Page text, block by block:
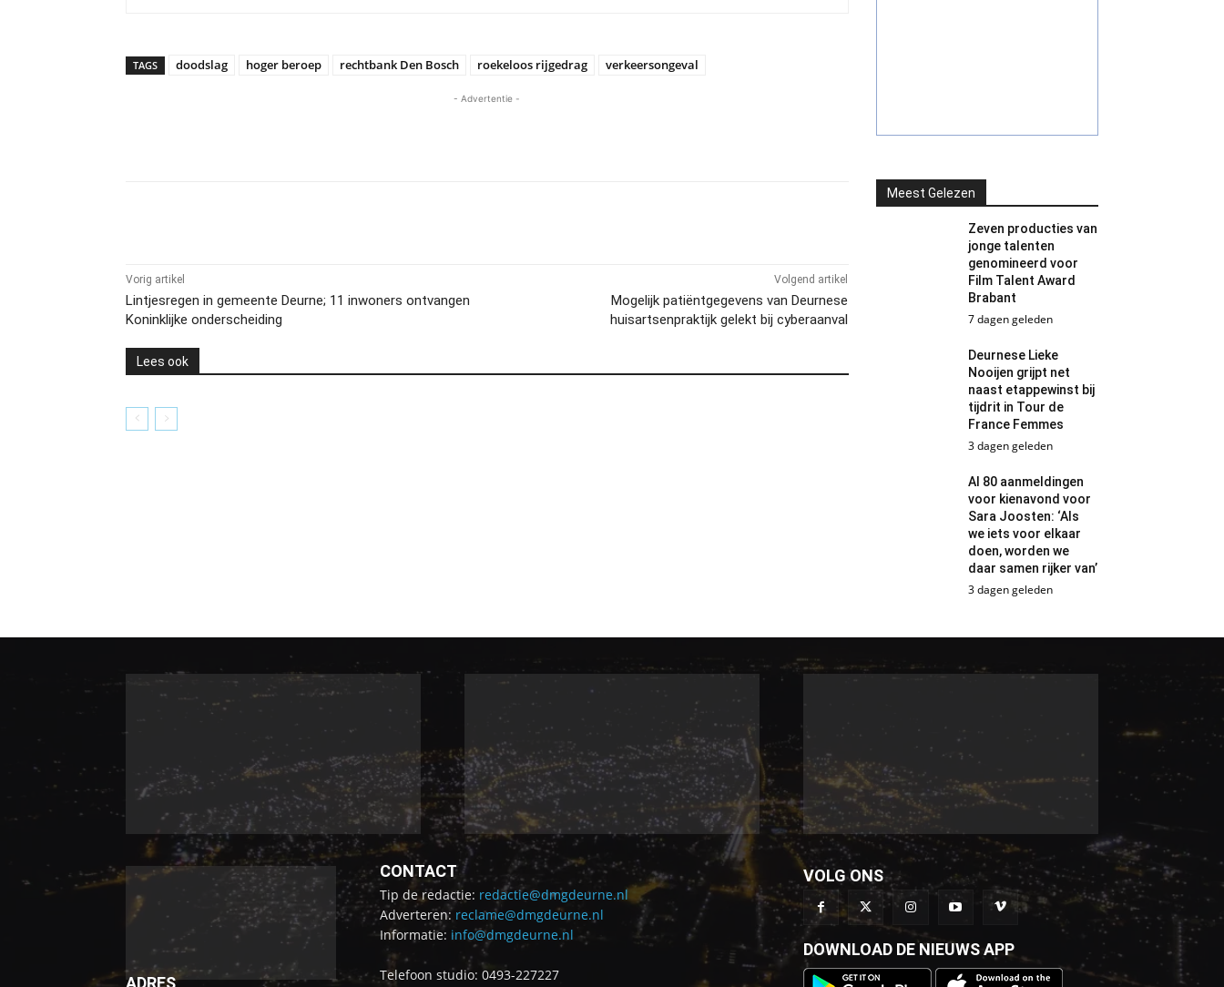
TAGS doodslag hoger beroep rechtbank Den Bosch roekeloos rijgedrag verkeersongeval
- Advertentie -
Vorig artikel
Lintjesregen in gemeente Deurne; 11 inwoners ontvangen
Koninklijke onderscheiding
Volgend artikel
Mogelijk patiëntgegevens van Deurnese
huisartsenpraktijk gelekt bij cyberaanval
Lees ook
Meest Gelezen
Zeven producties van
jonge talenten
genomineerd voor
Film Talent Award
Brabant
7 dagen geleden
Deurnese Lieke
Nooijen grijpt net
naast etappewinst bij
tijdrit in Tour de
France Femmes
3 dagen geleden
Al 80 aanmeldingen
voor kienavond voor
Sara Joosten: ‘Als
we iets voor elkaar
doen, worden we
daar samen rijker van’
3 dagen geleden
CONTACT
Tip de redactie: redactie@dmgdeurne.nl
Adverteren: reclame@dmgdeurne.nl
Informatie: info@dmgdeurne.nl
Telefoon studio: 0493-227227
VOLG ONS
DOWNLOAD DE NIEUWS APP